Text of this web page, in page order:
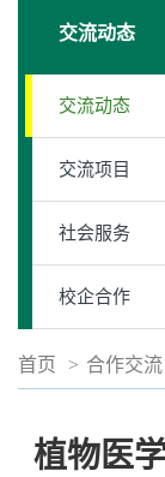
交流动态
交流动态
交流项目
社会服务
校企合作
首页 > 合作交流
植物医